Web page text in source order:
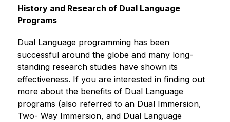
History and Research of Dual Language
Programs
Dual Language programming has been
successful around the globe and many long-
standing research studies have shown its
effectiveness. If you are interested in finding out
more about the benefits of Dual Language
programs (also referred to an Dual Immersion,
Two- Way Immersion, and Dual Language